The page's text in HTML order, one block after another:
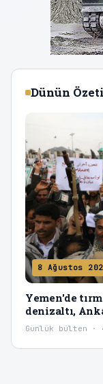
Dünün Özeti
8 Ağustos
Yemen'de
denizaltı,
Günlük bülten ·